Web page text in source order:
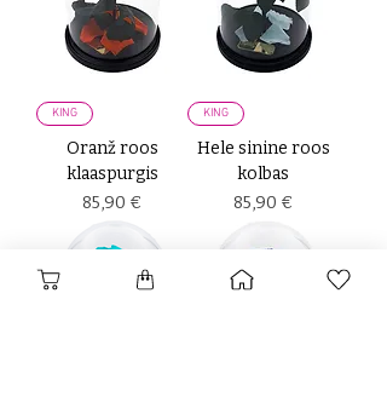
KING
Oranž roos
klaaspurgis
Price
85,90 €
KING
Hele sinine roos
kolbas
Price
85,90 €